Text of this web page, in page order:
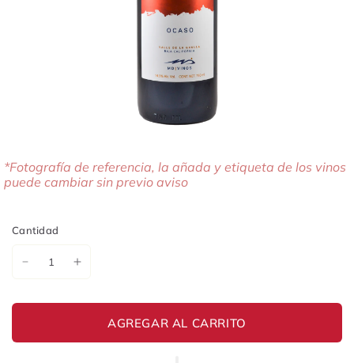
*Fotografía de referencia, la añada y etiqueta de los vinos
puede cambiar sin previo aviso
Cantidad
AGREGAR AL CARRITO